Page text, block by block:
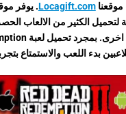
موقعناLocagift.com. يوفر
الكثير من الالعاب
اخرى.بمجرد تحميل لعبة
بدء اللعب والاستمتاع